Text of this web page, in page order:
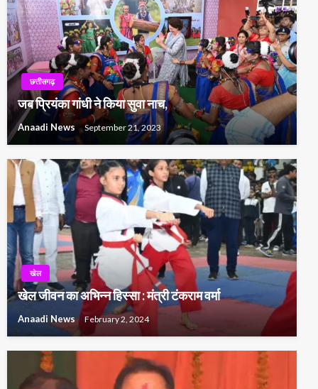
छत्तीसगढ़
जब प्रियंका गांधी ने किया सुवा नाच,
Anaadi News September 21, 2023
खेल
खेल जीवन का अभिन्न हिस्सा : मंत्री टंकराम वर्मा
Anaadi News February 2, 2024